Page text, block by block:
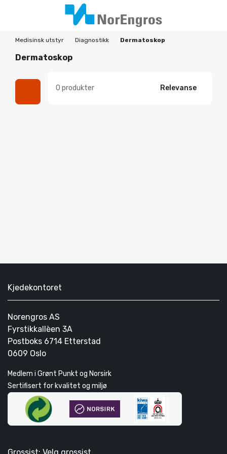
Medisinsk utstyr Diagnostikk Dermatoskop
Dermatoskop
0 produkter Relevanse
Kjedekontoret
Norengros AS
Fyrstikkallèen 3A
Postboks 6714 Etterstad
0609 Oslo
Medlem i Grønt Punkt og Norsirk
Sertifisert for kvalitet og miljø